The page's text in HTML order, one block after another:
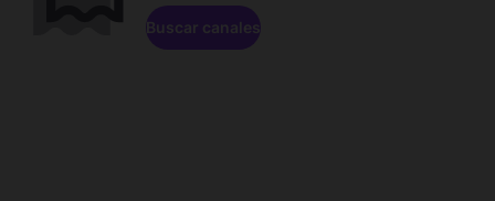
Buscar canales